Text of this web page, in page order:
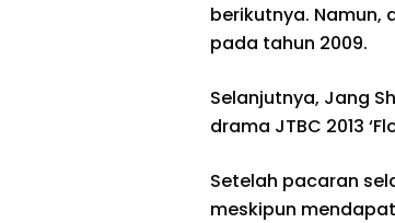
berikutnya. Namun,
pada tahun 2009.
Selanjutnya, Jang
drama JTBC 2013
Setelah pacaran
meskipun